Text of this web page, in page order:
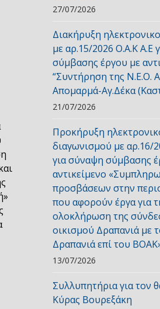
27/07/2026
Διακήρυξη
με αρ.15/2026 Ο.Α.Κ Α.Ε
σύμβασης έργου με
“Συντήρηση της Ν.Ε.Ο.
Απομαρμά-Αγ.Δέκα
21/07/2026
Προκήρυξη
διαγωνισμού με αρ.16/
για σύναψη σύμβασης
αντικείμενο
προσβάσεων στην
που αφορούν έργα για
ολοκλήρωση της
οικισμού Δραπανιά με
Δραπανιά επί του
13/07/2026
Συλλυπητήρια για τον
Κύρας Βουρεξάκη